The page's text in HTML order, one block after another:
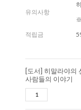
유의사항
※
적립금
[도서] 히말라야의
사람들의 이야기